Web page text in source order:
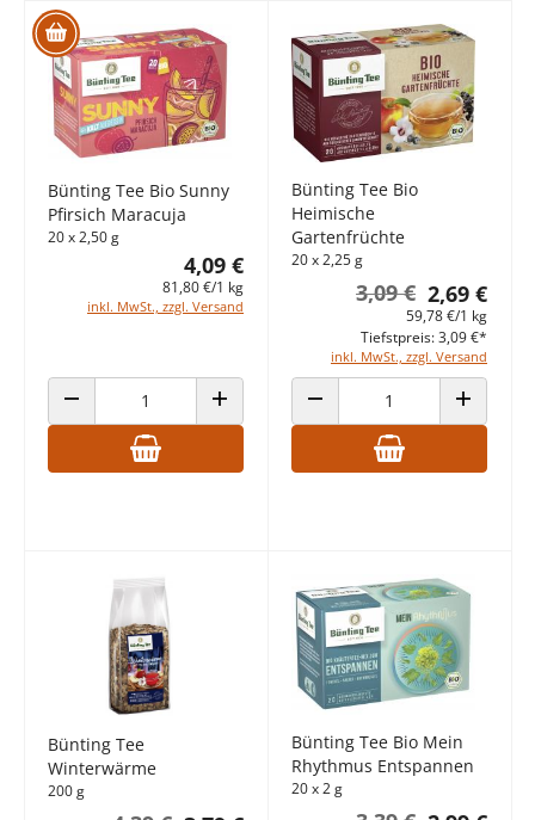
Bünting Tee Bio Sunny
Pfirsich Maracuja
20 x 2,50 g
4,09 €
81,80 €/1 kg
inkl. MwSt., zzgl. Versand
ANZAHL VERRINGERN ANZAHL ERHÖHEN
Bünting Tee Bio
Heimische
Gartenfrüchte
20 x 2,25 g
2,69 €
3,09 €
59,78 €/1 kg
inkl. MwSt., zzgl. Versand
Tiefstpreis: 3,09 €*
ANZAHL VERRINGERN ANZAHL
Bünting Tee
Winterwärme
200 g
Bünting Tee Bio Mein
Rhythmus Entspannen
20 x 2 g